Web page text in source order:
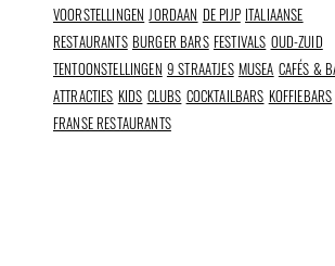
VOORSTELLINGEN JORDAAN DE PIJP ITALIAANSE
RESTAURANTS BURGER BARS FESTIVALS OUD-ZUID
TENTOONSTELLINGEN 9 STRAATJES MUSEA CAFÉS &
ATTRACTIES KIDS CLUBS COCKTAILBARS KOFFIEBARS
FRANSE RESTAURANTS